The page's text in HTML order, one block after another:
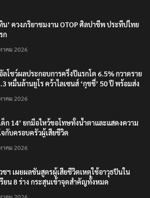
น’ ควงภริยาชมงาน OTOP ศิลปาชีพ ประทีปไทย
ก
าคม 2026
ลโชว์ผลประกอบการครึ่งปีแรกโต 6.5% กวาดราย
หมื่นล้านยูโร คว้าไลเซนส์ ‘กุชชี่’ 50 ปี พร้อมส่ง
าคม 2026
ด็ก 14’ ยกมือไหว้ขอโทษทั้งน้ำตาและแสดงความ
จกับครอบครัวผู้เสียชีวิต
าคม 2026
ชฯ เผยผลชันสูตรผู้เสียชีวิตเหตุใช้อาวุธปืนใน
รียน 8 ร่าง กระสุนเข้าจุดสำคัญทั้งหมด